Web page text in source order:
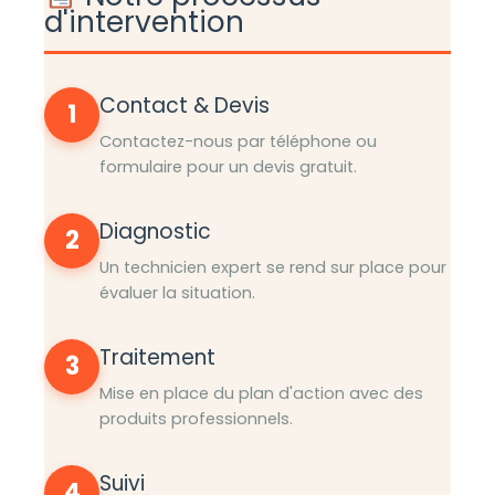
d'intervention
1 Contact & Devis
Contactez-nous par téléphone ou
formulaire pour un devis gratuit.
2 Diagnostic
Un technicien expert se rend sur place pour
évaluer la situation.
3 Traitement
Mise en place du plan d'action avec des
produits professionnels.
Suivi